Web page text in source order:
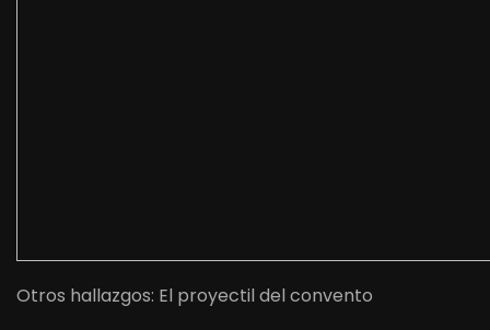
Otros hallazgos: El proyectil del convento